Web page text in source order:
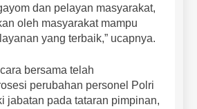
dan pelayan masyarakat,
oleh masyarakat mampu
yang terbaik,” ucapnya.
bersama telah
perubahan personel Polri
jabatan pada tataran pimpinan,